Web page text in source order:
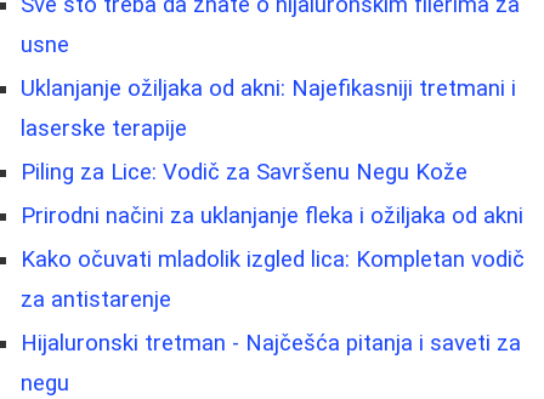
usne
Uklanjanje ožiljaka od akni: Najefikasniji tretmani i
laserske terapije
Piling za Lice: Vodič za Savršenu Negu Kože
Prirodni načini za uklanjanje fleka i ožiljaka od akni
Kako očuvati mladolik izgled lica: Kompletan vodič
za antistarenje
Hijaluronski tretman - Najčešća pitanja i saveti za
negu